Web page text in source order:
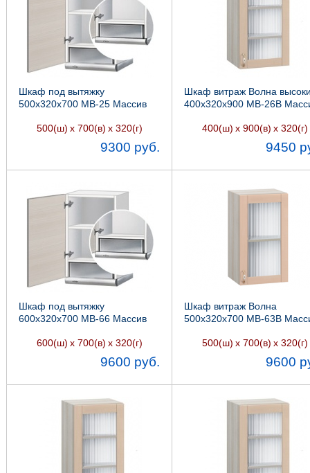
Шкаф под вытяжку
500х320х700 МВ-25 Массив
500(ш) х 700(в) х 320(г)
9300 руб.
Шкаф витраж Волна
400х320х900 МВ-26В
400(ш) х 900(в) х 320(г)
9450
Шкаф под вытяжку
600х320х700 МВ-66 Массив
600(ш) х 700(в) х 320(г)
9600 руб.
Шкаф витраж Волна
500х320х700 МВ-63В
500(ш) х 700(в) х 320(г)
9600